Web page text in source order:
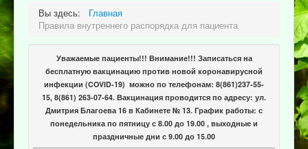
Медицинская профилактика
Контролирующие органы
Лекарственное обеспечение
Документы
Вы здесь:
Главная
Правила внутреннего распорядка для пациента
Уважаемые пациенты!!! Внимание!!! Записаться на
бесплатную вакцинацию против новой коронавирусной
инфекции (COVID-19) можно по телефонам: 8(861)237-55-
15, 8(861) 263-07-64. Вакцинация проводится по адресу: ул.
Дмитрия Благоева 16 в Кабинете № 13. График работы: с
понедельника по пятницу с 8.00 до 19.00 , выходные и
праздничные дни с 9.00 до 15.00